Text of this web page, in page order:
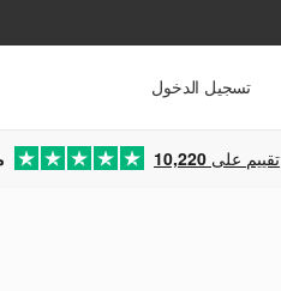
تسجيل الدخول
10,220 تقييم على